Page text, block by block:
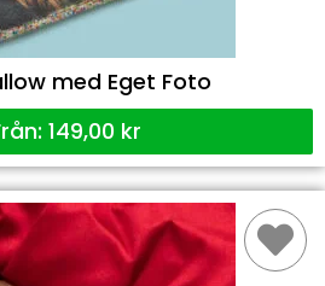
med Eget Foto
149,00 kr